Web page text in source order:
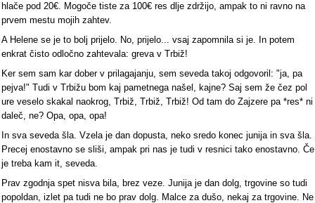
hlače pod 20€. Mogoče tiste za 100€ res dlje zdržijo, ampak to ni ravno na
prvem mestu mojih zahtev.
A Helene se je to bolj prijelo. No, prijelo... vsaj zapomnila si je. In potem
enkrat čisto odločno zahtevala: greva v Trbiž!
Ker sem sam kar dober v prilagajanju, sem seveda takoj odgovoril: "ja, pa
pejva!" Tudi v Trbižu bom kaj pametnega našel, kajne? Saj sem že čez pol
ure veselo skakal naokrog, Trbiž, Trbiž, Trbiž! Od tam do Zajzere pa *res* ni
daleč, ne? Opa, opa, opa!
In sva seveda šla. Vzela je dan dopusta, neko sredo konec junija in sva šla.
Precej enostavno se sliši, ampak pri nas je tudi v resnici tako enostavno. Če
je treba kam it, seveda.
Prav zgodnja spet nisva bila, brez veze. Junija je dan dolg, trgovine so tudi
popoldan, izlet pa tudi ne bo prav dolg. Malce za dušo, nekaj za trgovine. Ne